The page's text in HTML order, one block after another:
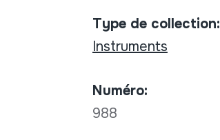
Type de collection:
Instruments
Numéro:
988